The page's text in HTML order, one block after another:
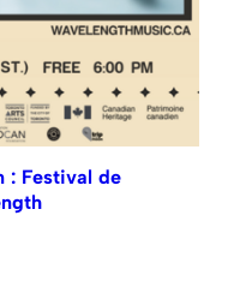
: Festival de